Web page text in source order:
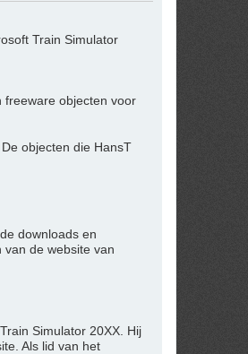
Train Simulator
freeware objecten voor
objecten die HansT
downloads en
de website van
Simulator 20XX. Hij
Als lid van het